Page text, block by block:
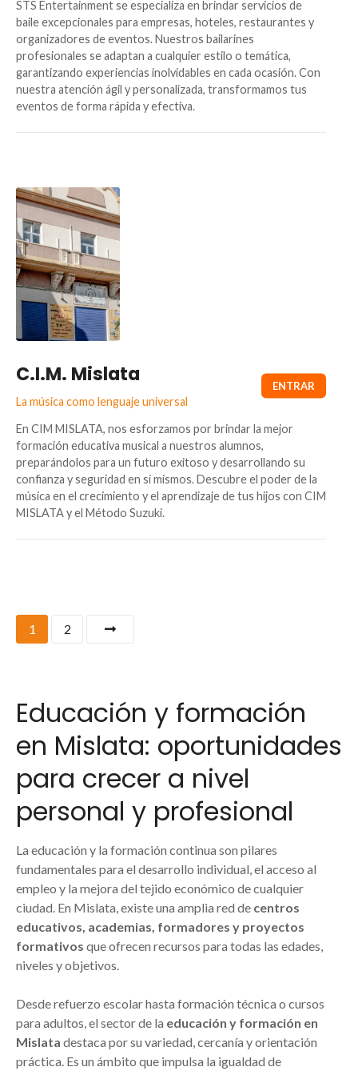
STS Entertainment se especializa en brindar servicios de
baile excepcionales para empresas, hoteles, restaurantes y
organizadores de eventos. Nuestros bailarines
profesionales se adaptan a cualquier estilo o temática,
garantizando experiencias inolvidables en cada ocasión. Con
nuestra atención ágil y personalizada, transformamos tus
eventos de forma rápida y efectiva.
C.I.M. Mislata
La música como lenguaje universal
En CIM MISLATA, nos esforzamos por brindar la mejor
formación educativa musical a nuestros alumnos,
preparándolos para un futuro exitoso y desarrollando su
confianza y seguridad en sí mismos. Descubre el poder de la
música en el crecimiento y el aprendizaje de tus hijos con CIM
MISLATA y el Método Suzuki.
1 2
Educación y formación
en Mislata: oportunidades
para crecer a nivel
personal y profesional
La educación y la formación continua son pilares
fundamentales para el desarrollo individual, el acceso al
empleo y la mejora del tejido económico de cualquier
ciudad. En Mislata, existe una amplia red de centros
educativos, academias, formadores y proyectos
formativos que ofrecen recursos para todas las edades,
niveles y objetivos.
Desde refuerzo escolar hasta formación técnica o cursos
para adultos, el sector de la educación y formación en
Mislata destaca por su variedad, cercanía y orientación
práctica. Es un ámbito que impulsa la igualdad de